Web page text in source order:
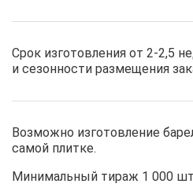
Срок изготовления от 2-2,5
и сезонности размещения
Возможно изготовление
самой плитке.
Минимальный тираж 1 000